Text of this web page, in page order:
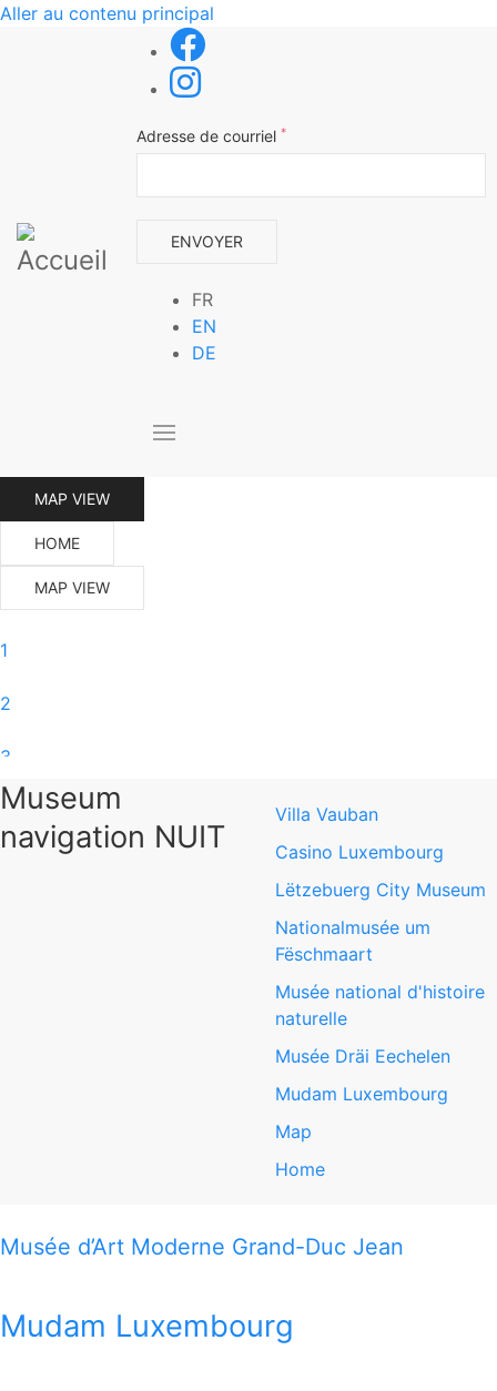
Aller au contenu principal
Adresse de courriel *
FR
EN
DE
MAP VIEW
HOME
MAP VIEW
1
2
3
4
Nationalmusée um Fëschmaart
Nationalmusée um Fëschmaart
L-2345 Luxembourg
Museum
navigation NUIT
Villa Vauban
Casino Luxembourg
Lëtzebuerg City Museum
Nationalmusée um
Fëschmaart
Musée national d'histoire
naturelle
Musée Dräi Eechelen
Mudam Luxembourg
Map
Home
Musée d’Art Moderne Grand-Duc Jean
Mudam Luxembourg